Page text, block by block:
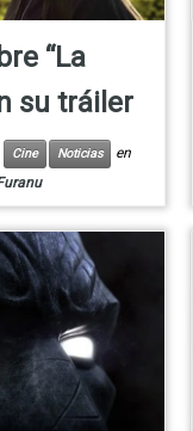
“La
su tráiler
Cine Noticias
en